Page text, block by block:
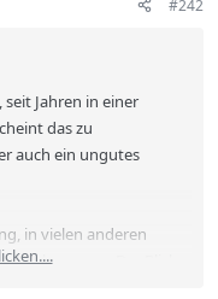
#242
Jahren in einer
das zu
auch ein ungutes
in vielen anderen
Wohnungen. Der Blick